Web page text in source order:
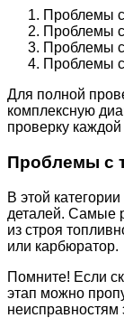
Проблемы
Проблемы
Проблемы
Проблемы
Для полной
комплексную
проверку каждой
Проблемы с
В этой
деталей. Самые
из строя
или карбюратор.
Помните! Если
этап можно
неисправностям